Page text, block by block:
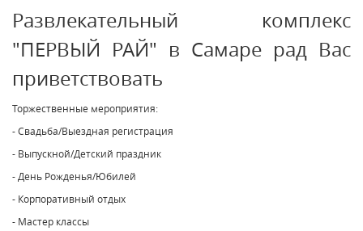
Развлекательный комплекс
"ПЕРВЫЙ РАЙ" в Самаре рад Вас
приветствовать
Торжественные мероприятия:
- Свадьба/Выездная регистрация
- Выпускной/Детский праздник
- День Рожденья/Юбилей
- Корпоративный отдых
- Мастер классы